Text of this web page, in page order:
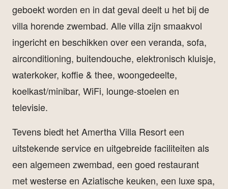
geboekt worden en in dat geval deelt u het bij de
villa horende zwembad. Alle villa zijn smaakvol
ingericht en beschikken over een veranda, sofa,
airconditioning, buitendouche, elektronisch kluisje,
waterkoker, koffie & thee, woongedeelte,
koelkast/minibar, WiFi, lounge-stoelen en
televisie.
Tevens biedt het Amertha Villa Resort een
uitstekende service en uitgebreide faciliteiten als
een algemeen zwembad, een goed restaurant
met westerse en Aziatische keuken, een luxe spa,